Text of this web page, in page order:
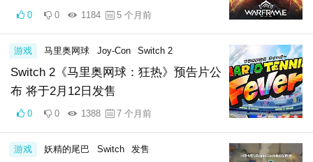
0 0 1184 5 个月前
Switch 2《马里奥网球：狂热》预告片公
布 将于2月12日发售
游戏 马里奥网球 Joy-Con Switch 2
0 0 1388 7 个月前
游戏 妖精的尾巴 Switch 发售